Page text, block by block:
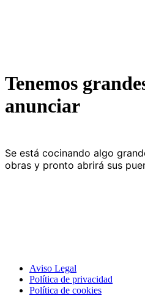
Tenemos
anunciar
Se está cocinando algo
obras y pronto abrirá sus
Aviso Legal
Política de privacidad
Política de cookies